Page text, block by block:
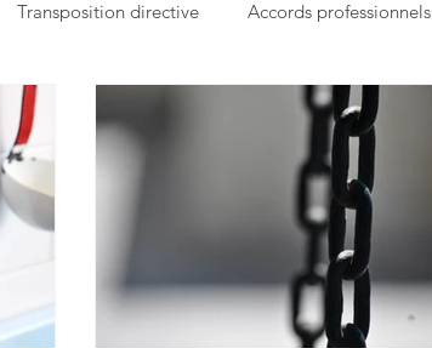
Transposition directive Accords professionnels
institutionnelle Ressources - Accords collectifs